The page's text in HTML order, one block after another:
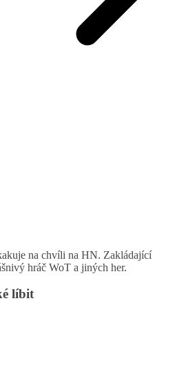
na chvíli na HN. Zakládající
hráč WoT a jiných her.
líbit